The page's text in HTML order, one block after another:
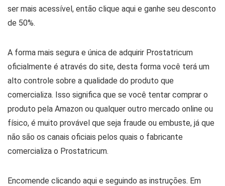
ser mais acessível, então clique aqui e ganhe seu desconto
de 50%.
A forma mais segura e única de adquirir Prostatricum
oficialmente é através do site, desta forma você terá um
alto controle sobre a qualidade do produto que
comercializa. Isso significa que se você tentar comprar o
produto pela Amazon ou qualquer outro mercado online ou
físico, é muito provável que seja fraude ou embuste, já que
não são os canais oficiais pelos quais o fabricante
comercializa o Prostatricum.
Encomende clicando aqui e seguindo as instruções. Em